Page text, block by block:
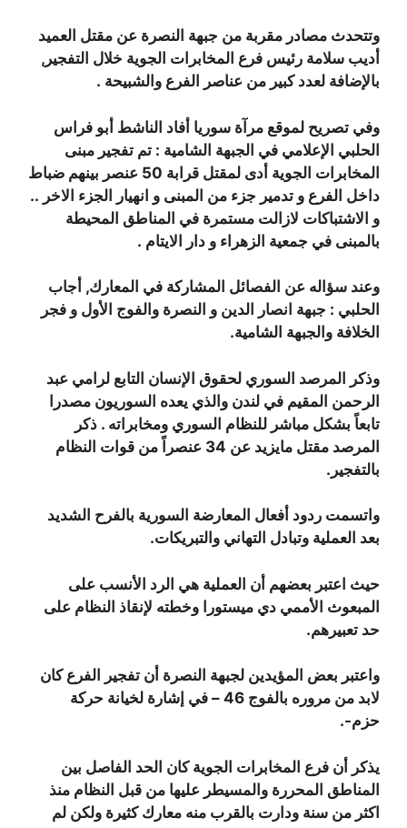
وتتحدث مصادر مقربة من جبهة النصرة عن مقتل العميد
أديب سلامة رئيس فرع المخابرات الجوية خلال التفجير,
بالإضافة لعدد كبير من عناصر الفرع والشبيحة .
وفي تصريح لموقع مرآة سوريا أفاد الناشط أبو فراس
الحلبي الإعلامي في الجبهة الشامية : تم تفجير مبنى
المخابرات الجوية أدى لمقتل قرابة 50 عنصر بينهم ضباط
داخل الفرع و تدمير جزء من المبنى و انهيار الجزء الاخر ..
و الاشتباكات لازالت مستمرة في المناطق المحيطة
بالمبنى في جمعية الزهراء و دار الايتام .
وعند سؤاله عن الفصائل المشاركة في المعارك, أجاب
الحلبي : جبهة انصار الدين و النصرة والفوج الأول و فجر
الخلافة والجبهة الشامية.
وذكر المرصد السوري لحقوق الإنسان التابع لرامي عبد
الرحمن المقيم في لندن والذي يعده السوريون مصدرا
تابعاً بشكل مباشر للنظام السوري ومخابراته . ذكر
المرصد مقتل مايزيد عن 34 عنصراً من قوات النظام
بالتفجير.
واتسمت ردود أفعال المعارضة السورية بالفرح الشديد
بعد العملية وتبادل التهاني والتبريكات.
حيث اعتبر بعضهم أن العملية هي الرد الأنسب على
المبعوث الأممي دي ميستورا وخطته لإنقاذ النظام على
حد تعبيرهم.
واعتبر بعض المؤيدين لجبهة النصرة أن تفجير الفرع كان
لابد من مروره بالفوج 46 – في إشارة لخيانة حركة
حزم-.
يذكر أن فرع المخابرات الجوية كان الحد الفاصل بين
المناطق المحررة والمسيطر عليها من قبل النظام منذ
اكثر من سنة ودارت بالقرب منه معارك كثيرة ولكن لم